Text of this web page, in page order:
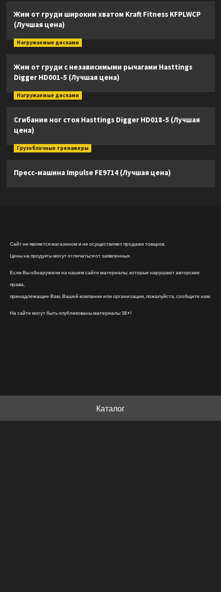
Жим от груди широким хватом Kraft Fitness KFPLWCP
(Лучшая цена)
Нагружаемые дисками
Жим от груди с независимыми рычагами Hasttings
Digger HD001-5 (Лучшая цена)
Нагружаемые дисками
Сгибание ног стоя Hasttings Digger HD018-5 (Лучшая
цена)
Грузоблочные тренажеры
Пресс-машина Impulse FE9714 (Лучшая цена)
Сайт не является магазином и не осуществляет продажи товаров.
Цены на продукты могут отличаться от заявленных.
Если Вы обнаружили на нашем сайте материалы, которые нарушают авторские
права,
принадлежащие Вам, Вашей компании или организации, пожалуйста, сообщите нам.
На сайте могут быть опубликованы материалы 18+!
Каталог